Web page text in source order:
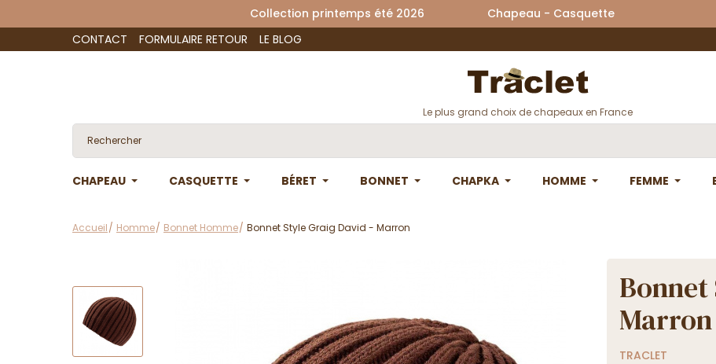
Collection printemps été 2026 Chapeau - Casquette La
CONTACT
FORMULAIRE RETOUR LE BLOG
Le plus grand choix de chapeaux en France
CHAPEAU CASQUETTE BÉRET BONNET CHAPKA HOMME FEMME
Accueil Homme Bonnet Homme Bonnet Style Graig David - Marron
Bonnet
Marron
TRACLET